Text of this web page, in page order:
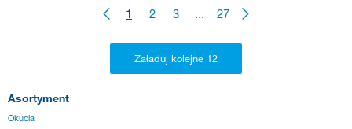
1 2 3 ... 27
Asortyment
Okucia